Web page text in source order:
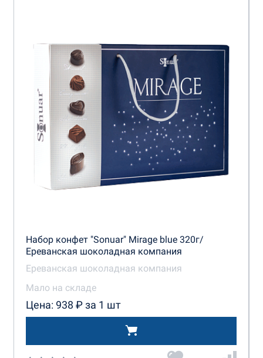
Набор конфет "Sonuar" Mirage blue 320г/
Ереванская шоколадная компания
Ереванская шоколадная компания
Мало на складе
Цена: 938 ₽ за 1 шт